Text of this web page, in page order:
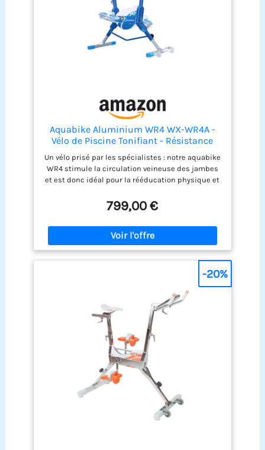
Aquabike Aluminium WR4 WX-WR4A -
Vélo de Piscine Tonifiant - Résistance
Hydraulique - Réglages Faciles -
Utilisation Pieds Nus - Prof. 1,1-1,6m - WX
Water Flex Water Fitness Expert
Un vélo prisé par les spécialistes : notre aquabike
WR4 stimule la circulation veineuse des jambes
et est donc idéal pour la rééducation physique et
sa structure en aluminium anodisé assure une
légèreté sans égale. L’ergonomie adaptative avec 6
axes de réglage et un système Click & Turn
permet d’adapter l’aquabike à toutes les
morphologies et à tous les bassins Système de
résistance hydraulique central : il vous suffit de
tourner les godets pour faire varier vos efforts. Le
bas du corps se tonifie harmonieusement au fil
des entraînements pour un regain d’énergie
assuré Pédales aqua double speed : ce sont les
pédales qui complètent la résistance hydraulique
variable du WR4 Air. En déployant les ailettes, la
surface de contact avec l’eau s’élargit et l’effort de
pédalage redouble Satisfaction et garantie à 100%
: chez Waterflex, nous nous engageons à vous
satisfaire à 100% en vous offrant des produits de
qualité avec un service client adapté à votre
besoin. Si vous avez des questions concernant
nos produits, n'hésitez pas à nous contacter
799,00 €
-20%